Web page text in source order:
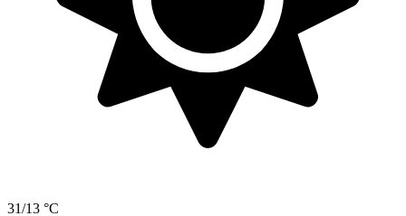
31/13 °C